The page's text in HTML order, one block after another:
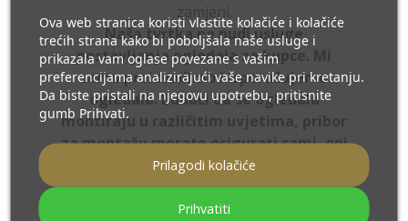
Naša tvrtka ne nudi usluge
postavljanja ogledala za kupce. Mi
samo proizvodimo i isporučujemo
ogledala. Budući da se ogledala
montiraju u različitim uvjetima, pribor
za montažu morate osigurati sami, oni
nisu uključeni u naša ogledala.
Prilikom odabira ogledala, preporučujemo
da konfigurirate ogledalo i odaberete
Ova web stranica koristi vlastite kolačiće i kolačiće
trećih strana kako bi poboljšala naše usluge i
prikazala vam oglase povezane s vašim
preferencijama analizirajući vaše navike pri kretanju.
Da biste pristali na njegovu upotrebu, pritisnite
gumb Prihvati.
Prilagodi kolačiće
Prihvatiti